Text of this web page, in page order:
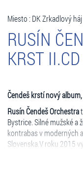
Miesto : DK Zrkadlový
RUSÍN
KRST II.CD
Čendeš krstí nový
Rusín Čendeš Orchestra
Bystrice. Silné mužské a
kontrabas v moderných
Slovenska.V roku 2015